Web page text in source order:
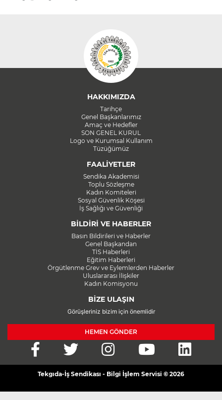
HAKKIMIZDA
Tarihçe
Genel Başkanlarımız
Amaç ve Hedefler
SON GENEL KURUL
Logo ve Kurumsal Kullanım
Tüzüğümüz
FAALİYETLER
Sendika Akademisi
Toplu Sözleşme
Kadın Komiteleri
Sosyal Güvenlik Köşesi
İş Sağlığı ve Güvenliği
BİLDİRİ VE HABERLER
Basın Bildirileri ve Haberler
Genel Başkandan
TİS Haberleri
Eğitim Haberleri
Örgütlenme Grev ve Eylemlerden Haberler
Uluslararası İlişkiler
Kadın Komisyonu
BİZE ULAŞIN
Görüşleriniz bizim için önemlidir
HEMEN GÖNDER
Tekgıda-İş Sendikası - Bilgi İşlem Servisi © 2026